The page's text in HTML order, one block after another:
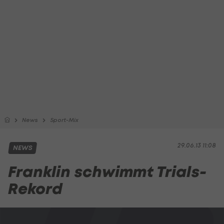
News Sport-Mix
29.06.13 11:08
NEWS
Franklin schwimmt Trials-
Rekord